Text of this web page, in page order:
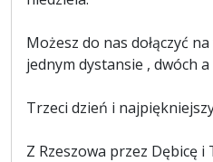
Możesz do nas dołączyć
jednym dystansie , dwóch
Trzeci dzień i
Z Rzeszowa przez Dębicę